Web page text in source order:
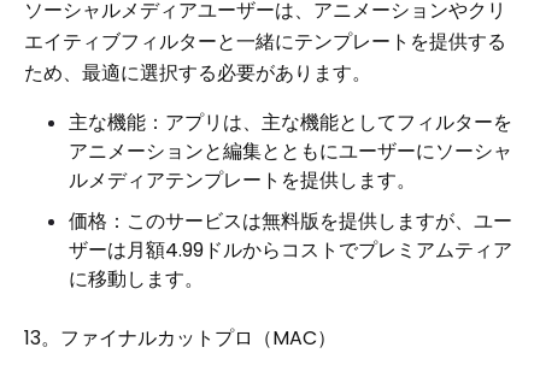
ソーシャルメディアユーザーは、アニメーションやクリ
エイティブフィルターと一緒にテンプレートを提供する
ため、最適に選択する必要があります。
主な機能：アプリは、主な機能としてフィルターを
アニメーションと編集とともにユーザーにソーシャ
ルメディアテンプレートを提供します。
価格：このサービスは無料版を提供しますが、ユー
ザーは月額4.99ドルからコストでプレミアムティア
に移動します。
13。ファイナルカットプロ（MAC）